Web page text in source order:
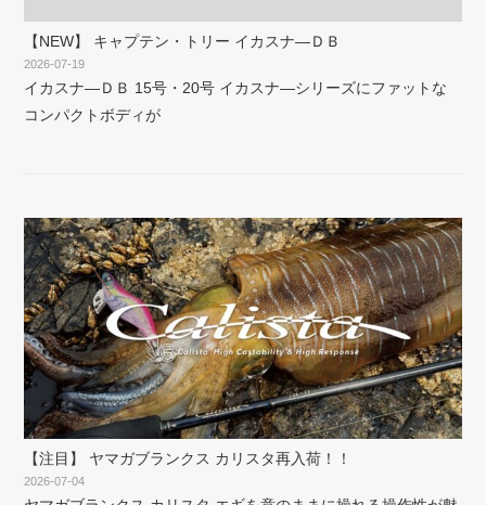
【NEW】 キャプテン・トリー イカスナ―ＤＢ
2026-07-19
イカスナ―ＤＢ 15号・20号 イカスナ―シリーズにファットな
コンパクトボディが
【注目】 ヤマガブランクス カリスタ再入荷！！
2026-07-04